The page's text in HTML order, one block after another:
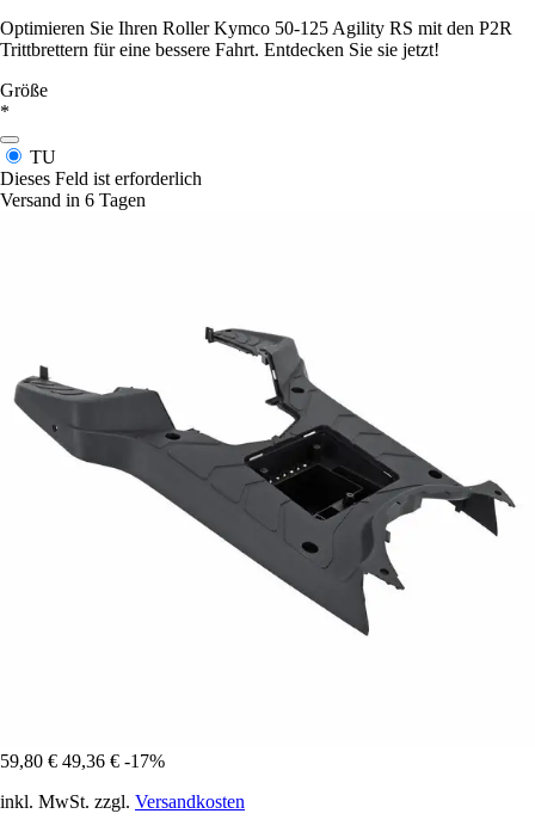
Optimieren Sie Ihren Roller Kymco 50-125 Agility RS mit den P2R
Trittbrettern für eine bessere Fahrt. Entdecken Sie sie jetzt!
Größe
*
TU
Dieses Feld ist erforderlich
Versand in 6 Tagen
59,80 € 49,36 € -17%
inkl. MwSt. zzgl. Versandkosten